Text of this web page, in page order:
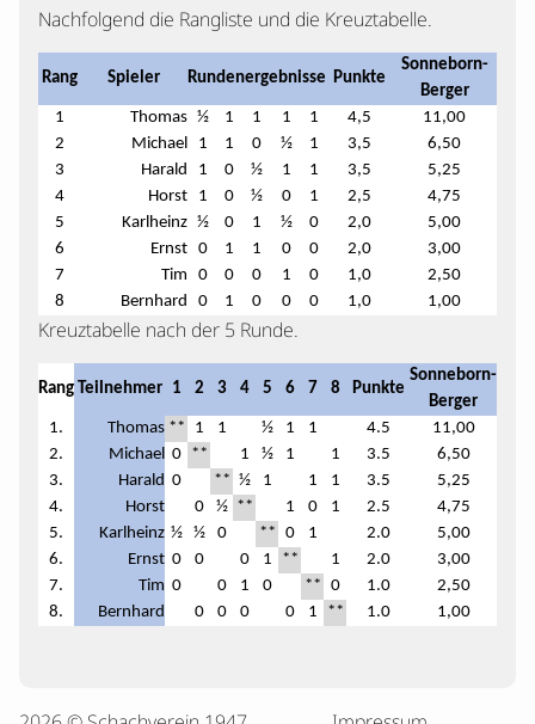
Nachfolgend die Rangliste und die Kreuztabelle.
Rang Spieler Rundenergebnisse Punkte
Sonneborn-
Berger
1
Thomas ½ 1 1 1 1 4,5
11,00
2
Michael 1 1 0 ½ 1 3,5
6,50
3
Harald 1 0 ½ 1 1 3,5
5,25
4
Horst 1 0 ½ 0 1 2,5
4,75
5
Karlheinz ½ 0 1 ½ 0 2,0
5,00
6
Ernst 0 1 1 0 0 2,0
3,00
7
Tim 0 0 0 1 0 1,0
2,50
8
Bernhard 0 1 0 0 0 1,0 1,00
Kreuztabelle nach der 5 Runde.
Rang Teilnehmer 1 2 3 4 5 6 7 8 Punkte
Sonneborn-
Berger
1.
Thomas ** 1 1 ½ 1 1 4.5
11,00
2.
Michael 0 ** 1 ½ 1 1 3.5
6,50
3.
Harald 0 ** ½ 1 1 1 3.5
5,25
4.
Horst 0 ½ ** 1 0 1 2.5
4,75
5.
Karlheinz ½ ½ 0 ** 0 1 2.0
5,00
6.
Ernst 0 0 0 1 ** 1 2.0
3,00
7.
Tim 0 0 1 0 ** 0 1.0
2,50
8.
Bernhard 0 0 0 0 1 ** 1.0 1,00